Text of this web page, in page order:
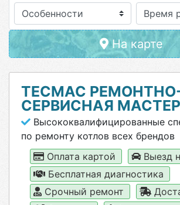
Особенности
На карте
ТЕСМАС
СЕРВИСНАЯ
Высококвалифицированные
по ремонту котлов всех брендов
Оплата картой
Выезд
Бесплатная диагностика
Срочный ремонт